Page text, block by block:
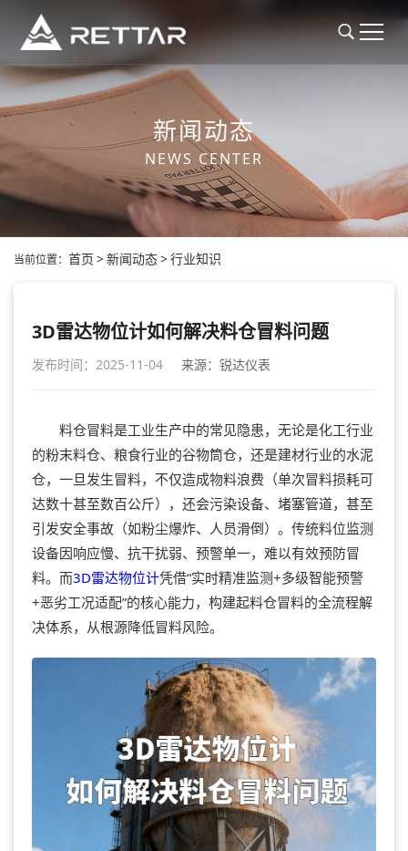
新闻动态
NEWS CENTER
当前位置： 首页 >新闻动态>行业知识
3D雷达物位计如何解决料仓冒料问题
发布时间：2025-11-04 来源：锐达仪表
料仓冒料是工业生产中的常见隐患，无论是化工行业
的粉末料仓、粮食行业的谷物筒仓，还是建材行业的水泥
仓，一旦发生冒料，不仅造成物料浪费（单次冒料损耗可
达数十甚至数百公斤），还会污染设备、堵塞管道，甚至
引发安全事故（如粉尘爆炸、人员滑倒）。传统料位监测
设备因响应慢、抗干扰弱、预警单一，难以有效预防冒
料。而3D雷达物位计凭借“实时精准监测+多级智能预警
+恶劣工况适配”的核心能力，构建起料仓冒料的全流程解
决体系，从根源降低冒料风险。